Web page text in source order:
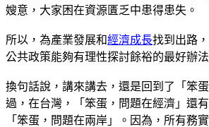
嫂意，大家困在資源匱乏中患得患失。
所以，為產業發展和經濟成長找到出路
公共政策能夠有理性探討餘裕的最好辦法
換句話說，講來講去，還是回到了「笨
過，在台灣，「笨蛋，問題在經濟」還
「笨蛋，問題在兩岸」。因為，所有務